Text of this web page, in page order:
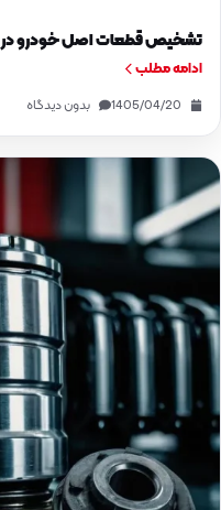
تشخیص قطعات اصل خودرو در 6 قدم ساده+ چک‌ لیست
ادامه مطلب
1405/04/20 بدون دیدگاه